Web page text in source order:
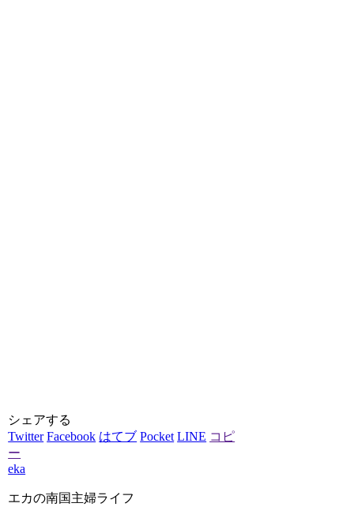
シェアする
Twitter Facebook はてブ Pocket LINE コピ
ー
eka
エカの南国主婦ライフ